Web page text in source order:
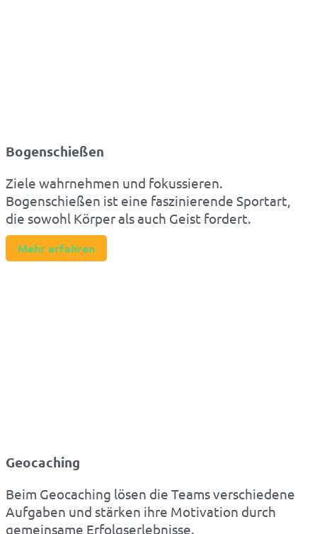
Bogenschießen
Ziele wahrnehmen und fokussieren.
Bogenschießen ist eine faszinierende Sportart,
die sowohl Körper als auch Geist fordert.
Mehr erfahren
Geocaching
Beim Geocaching lösen die Teams verschiedene
Aufgaben und stärken ihre Motivation durch
gemeinsame Erfolgserlebnisse.